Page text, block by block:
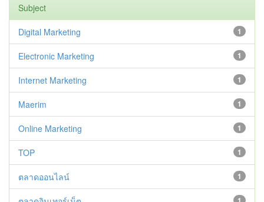
Subject
1
Digital Marketing
1
Electronic Marketing
1
Internet Marketing
1
Maerim
1
Online Marketing
1
TOP
1
ตลาดออนไลน์